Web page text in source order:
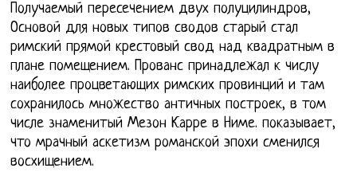
Получаемый пересечением двух полуцилиндров,
Основой для новых типов сводов старый стал
римский прямой крестовый свод над квадратным в
плане помещением. Прованс принадлежал к числу
наиболее процветающих римских провинций и там
сохранилось множество античных построек, в том
числе знаменитый Мезон Карре в Ниме. показывает,
что мрачный аскетизм романской эпохи сменился
восхищением.